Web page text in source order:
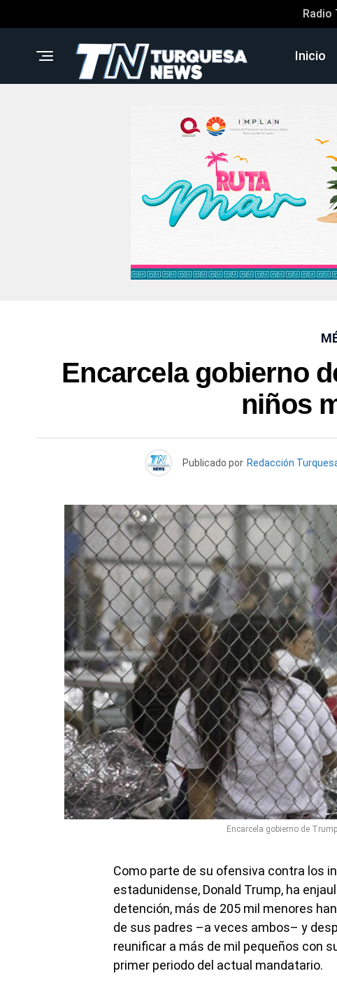
Radio
Inicio
Encarcela gobierno
niños
Publicado por Redacción
Encarcela gobierno de
Como parte de su ofensiva contra los
estadunidense, Donald Trump, ha
detención, más de 205 mil menores
de sus padres –a veces ambos– y
reunificar a más de mil pequeños con
primer periodo del actual mandatario.